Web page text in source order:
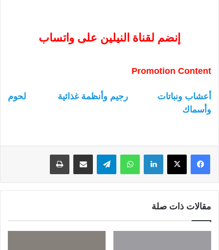
إنضم لقناة النيلين على واتساب
Promotion Content
أعشاب ونباتات رجيم وأنظمة غذائية
لحوم
وأسماك
لينكدإن واتساب
مقالات ذات صلة